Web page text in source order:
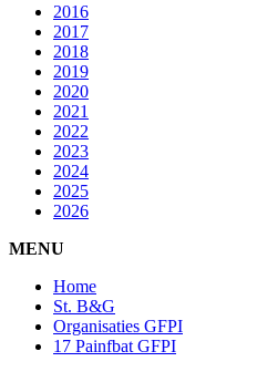
2016
2017
2018
2019
2020
2021
2022
2023
2024
2025
2026
MENU
Home
St. B&G
Organisaties GFPI
17 Painfbat GFPI